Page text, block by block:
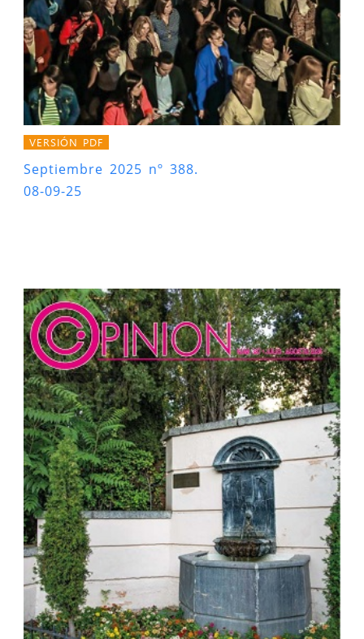
VERSIÓN PDF
Septiembre 2025 nº 388.
08-09-25